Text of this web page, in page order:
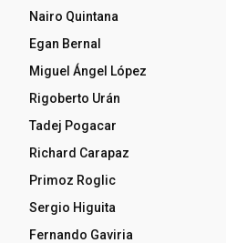
Nairo Quintana
Egan Bernal
Miguel Ángel López
Rigoberto Urán
Tadej Pogacar
Richard Carapaz
Primoz Roglic
Sergio Higuita
Fernando Gaviria